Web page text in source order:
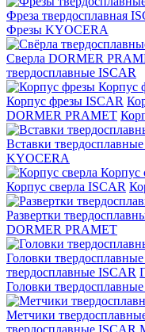
Фреза твердосплавная
Фрезы KYOCERA
Сверла DORMER
твердосплавные ISCAR
Корпус
Корпус фрезы ISCAR
DORMER PRAMET
Вставки
KYOCERA
Корпус
Корпус сверла ISCAR
Развертки
DORMER PRAMET
Головки
твердосплавные ISCAR
Головки твердосплавные
Метчики